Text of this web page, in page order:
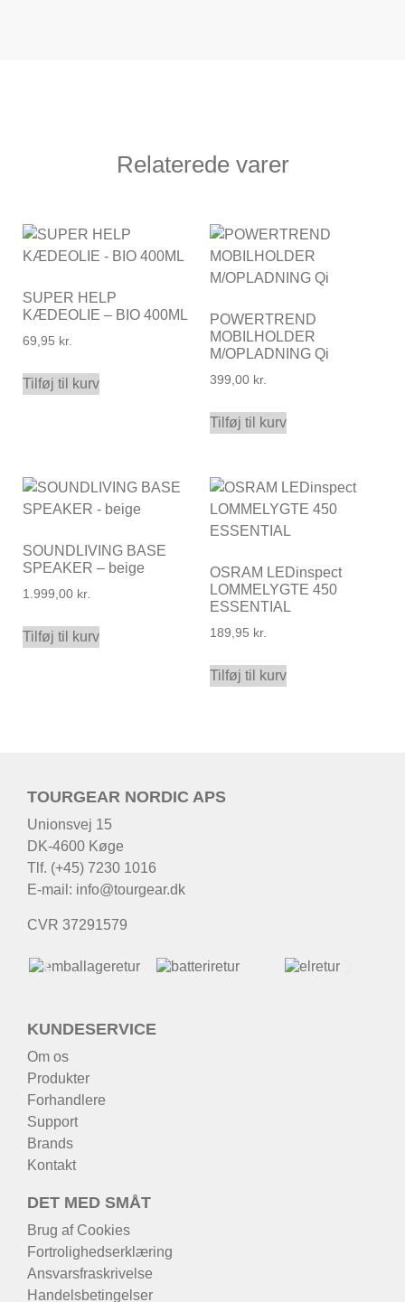
Relaterede varer
SUPER HELP
KÆDEOLIE – BIO 400ML
69,95 kr.
Tilføj til kurv
POWERTREND
MOBILHOLDER
M/OPLADNING Qi
399,00 kr.
Tilføj til kurv
SOUNDLIVING BASE
SPEAKER – beige
1.999,00 kr.
Tilføj til kurv
OSRAM LEDinspect
LOMMELYGTE 450
ESSENTIAL
189,95 kr.
Tilføj til kurv
TOURGEAR NORDIC APS
Unionsvej 15
DK-4600 Køge
Tlf. (+45) 7230 1016
E-mail: info@tourgear.dk
CVR 37291579
KUNDESERVICE
Om os
Produkter
Forhandlere
Support
Brands
Kontakt
DET MED SMÅT
Brug af Cookies
Fortrolighedserklæring
Ansvarsfraskrivelse
Handelsbetingelser